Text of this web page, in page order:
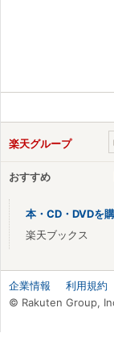
楽天グループ
おすすめ
本・CD・DVDを
楽天ブックス
企業情報 利用規約
© Rakuten Group,